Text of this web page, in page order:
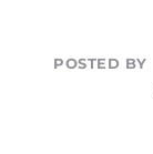
POSTED BY